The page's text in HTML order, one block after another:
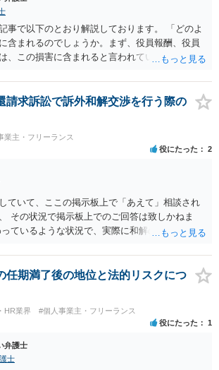
事で以下のとおり解説しております。 「どのよ
含まれるのでしょうか。まず、役員報酬、役員
、この損害に含まれると言われています。また
ば、損害に含まれる可能性があります。 慰謝料
は、これらの損害に含まれないと述べる裁判例
るとする見解もあり、争いがあるところです
しても、民法の不法行為などの別の法律構成で
もあります）。」 → このように、法律構成の工
請求の余地もあるのですが、あなたのケースで
求しようとすると、３年の消滅時効の壁に阻ま
め、慰謝料請求までは難しいかもしれません。
員報酬の部分かと思われます。会社法第３３９
の法的性質について、法律により設けられた特
と解する立場であっても、時効期間の観点から
試みる等の対策を講じておくべきかと思いま
私からの回答はこれで終わりにさせていただぎ
拠を持参の上、法律事務所に赴いて弁護士に直
ことをご検討下さい。
請求訴訟で訴外和解交渉を行う際の
業主・フリーランス
役にたった 2
ていて、ここの掲示板上で「あえて」相談され
その状況で掲示板上でのご回答は致しかねま
ているような状況で、実際に和解のお話も進ん
原告側の温度感、裁判の流れ、判決となったと
を排除して、和解に関する要求の妥当性を部分
判断することはできません。 セカンドオピニオ
掲示板上で漠然と質問されるよりも、 実際に訴
を踏まえて、直接弁護士事務所にてご相談され
す。
任期満了後の地位と法的リスクにつ
HR業界 #個人事業主・フリーランス
役にたった 1
弁護士
士